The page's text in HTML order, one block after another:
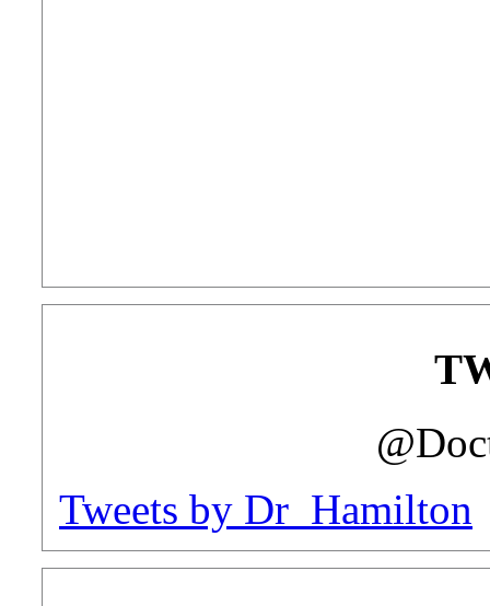
Tweets by Dr_Hamilton